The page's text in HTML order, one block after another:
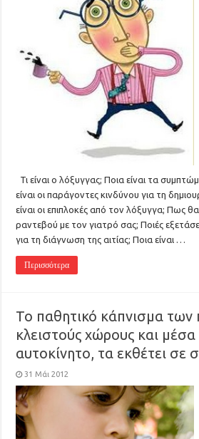
Τι είναι ο λόξυγγας; Ποια είναι τα
είναι οι παράγοντες κινδύνου για τη
είναι οι επιπλοκές από τον λόξυγγα; Πως θα
ραντεβού με τον γιατρό σας; Ποιές
για τη διάγνωση της αιτίας; Ποια είναι …
Περισσότερα
Το παθητικό κάπνισμα των
κλειστούς χώρους και
αυτοκίνητο, τα εκθέτει σε
31 Μάι 2012